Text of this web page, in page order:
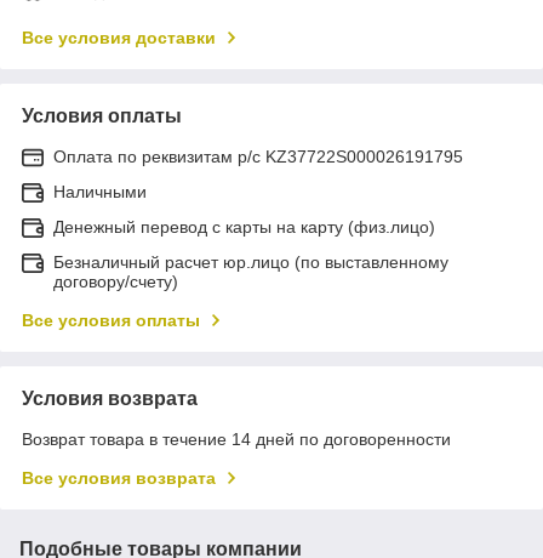
Все условия доставки
Условия оплаты
Оплата по реквизитам р/с KZ37722S000026191795
Наличными
Денежный перевод с карты на карту (физ.лицо)
Безналичный расчет юр.лицо (по выставленному
договору/счету)
Все условия оплаты
Условия возврата
Возврат товара в течение 14 дней по договоренности
Все условия возврата
Подобные товары компании